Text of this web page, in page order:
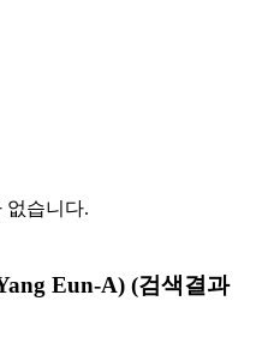
없습니다.
Eun-A) (검색결과